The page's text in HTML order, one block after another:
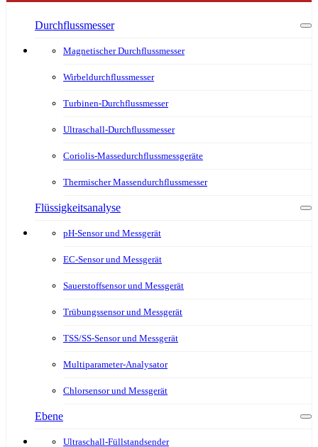
Durchflussmesser
Magnetischer Durchflussmesser
Wirbeldurchflussmesser
Turbinen-Durchflussmesser
Ultraschall-Durchflussmesser
Coriolis-Massedurchflussmessgeräte
Thermischer Massendurchflussmesser
Flüssigkeitsanalyse
pH-Sensor und Messgerät
EC-Sensor und Messgerät
Sauerstoffsensor und Messgerät
Trübungssensor und Messgerät
TSS/SS-Sensor und Messgerät
Multiparameter-Analysator
Chlorsensor und Messgerät
Ebene
Ultraschall-Füllstandsender